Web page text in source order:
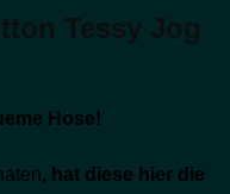
Hose!
, hat diese hier die